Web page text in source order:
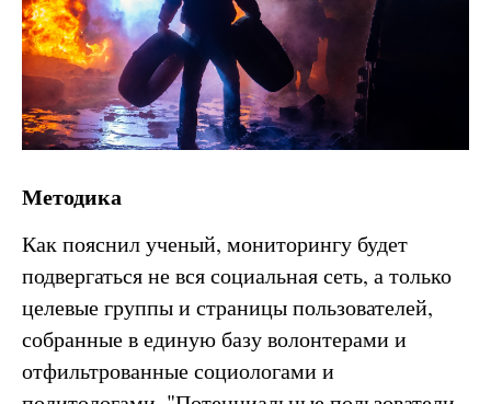
Методика
Как пояснил ученый, мониторингу будет
подвергаться не вся социальная сеть, а только
целевые группы и страницы пользователей,
собранные в единую базу волонтерами и
отфильтрованные социологами и